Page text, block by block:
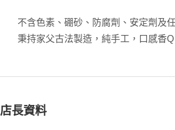
不含色素、硼砂、防腐劑、安定劑及
秉持家父古法製造，純手工，口感香
店長資料